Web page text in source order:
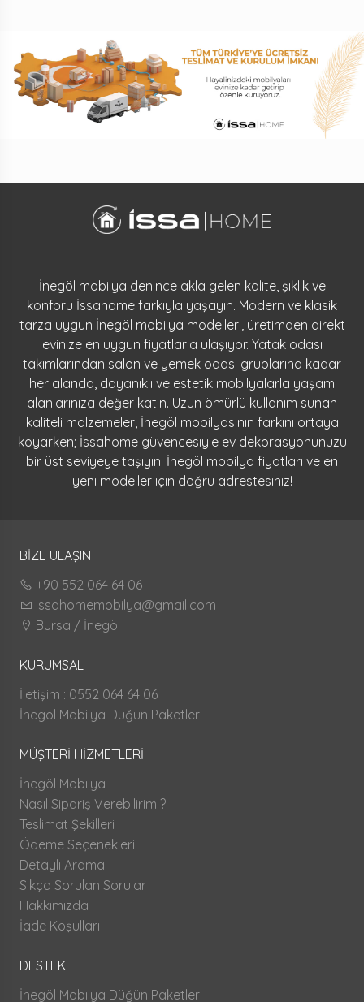
İnegöl mobilya denince akla gelen kalite, şıklık ve
konforu İssahome farkıyla yaşayın. Modern ve klasik
tarza uygun İnegöl mobilya modelleri, üretimden direkt
evinize en uygun fiyatlarla ulaşıyor. Yatak odası
takımlarından salon ve yemek odası gruplarına kadar
her alanda, dayanıklı ve estetik mobilyalarla yaşam
alanlarınıza değer katın. Uzun ömürlü kullanım sunan
kaliteli malzemeler, İnegöl mobilyasının farkını ortaya
koyarken; İssahome güvencesiyle ev dekorasyonunuzu
bir üst seviyeye taşıyın. İnegöl mobilya fiyatları ve en
yeni modeller için doğru adrestesiniz!
BİZE ULAŞIN
+90 552 064 64 06
issahomemobilya@gmail.com
Bursa / İnegöl
KURUMSAL
İletişim : 0552 064 64 06
İnegöl Mobilya Düğün Paketleri
MÜŞTERİ HİZMETLERİ
İnegöl Mobilya
Nasıl Sipariş Verebilirim ?
Teslimat Şekilleri
Ödeme Seçenekleri
Detaylı Arama
Sıkça Sorulan Sorular
Hakkımızda
İade Koşulları
DESTEK
İnegöl Mobilya Düğün Paketleri